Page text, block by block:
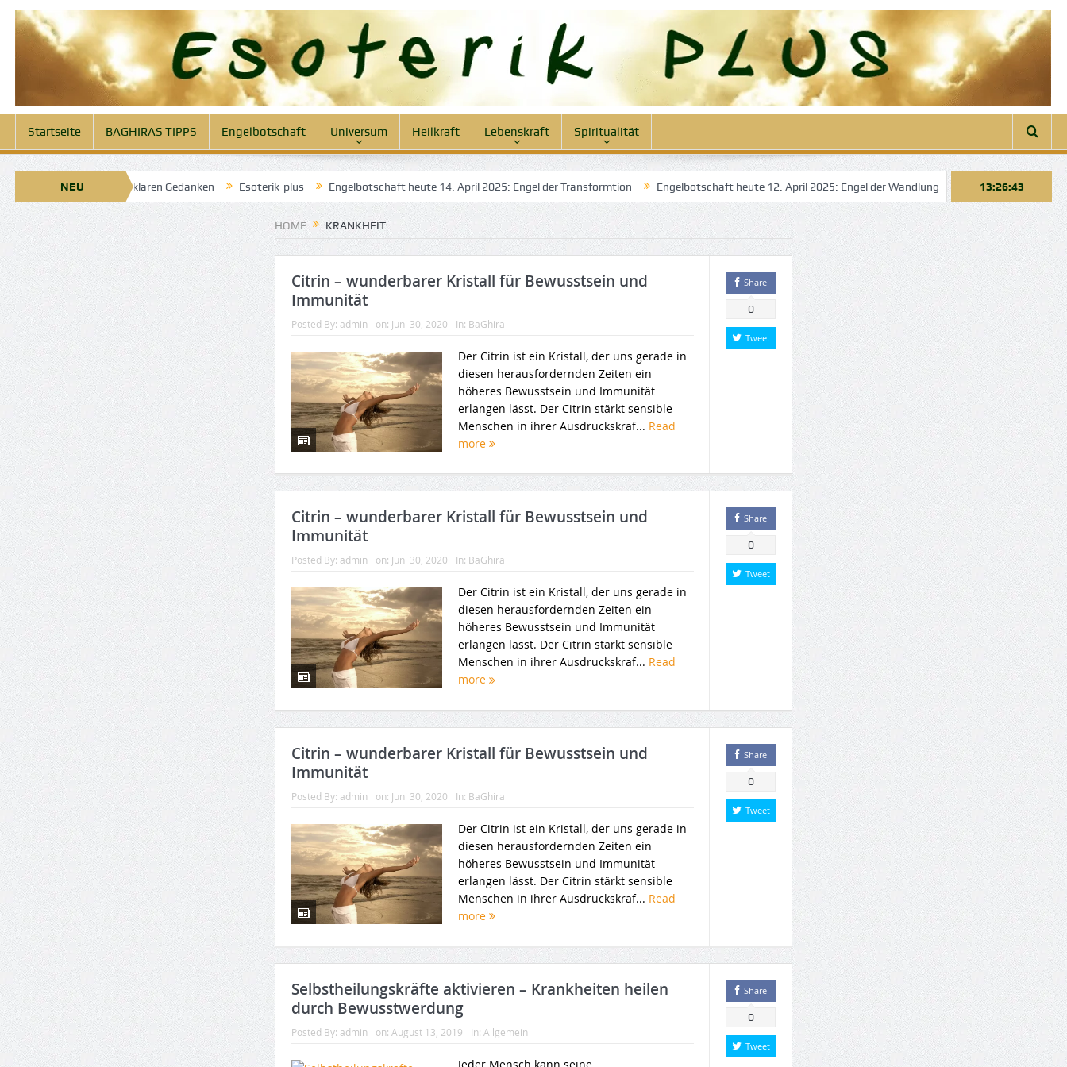
Startseite BAGHIRAS TIPPS Engelbotschaft Universum Heilkraft Lebenskraft Spiritualität
NEU
2025: Engel der klaren Gedanken Esoterik-plus Engelbotschaft heute 14. April 2025: Engel der Transformtion Engelbotschaft heute 12. April 2025: Engel der Wandlung Engelbotschaft heute 22.
13:26:43
HOME KRANKHEIT
Citrin – wunderbarer Kristall für Bewusstsein und
Immunität
Posted By: admin on: Juni 30, 2020 In: BaGhira
Der Citrin ist ein Kristall, der uns gerade in
diesen herausfordernden Zeiten ein
höheres Bewusstsein und Immunität
erlangen lässt. Der Citrin stärkt sensible
Menschen in ihrer Ausdruckskraf... Read
more
Share
0
Tweet
Citrin – wunderbarer Kristall für Bewusstsein und
Immunität
Posted By: admin on: Juni 30, 2020 In: BaGhira
Der Citrin ist ein Kristall, der uns gerade in
diesen herausfordernden Zeiten ein
höheres Bewusstsein und Immunität
erlangen lässt. Der Citrin stärkt sensible
Menschen in ihrer Ausdruckskraf... Read
more
Share
0
Tweet
Citrin – wunderbarer Kristall für Bewusstsein und
Immunität
Posted By: admin on: Juni 30, 2020 In: BaGhira
Der Citrin ist ein Kristall, der uns gerade in
diesen herausfordernden Zeiten ein
höheres Bewusstsein und Immunität
erlangen lässt. Der Citrin stärkt sensible
Menschen in ihrer Ausdruckskraf... Read
more
Share
0
Tweet
Selbstheilungskräfte aktivieren – Krankheiten heilen
durch Bewusstwerdung
Posted By: admin on: August 13, 2019 In: Allgemein
Share
0
Tweet